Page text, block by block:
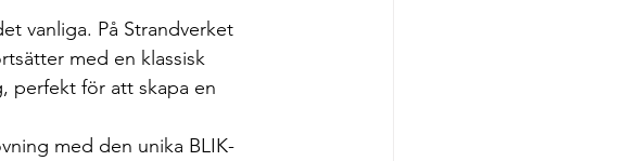
vanliga. På Strandverket
med en klassisk
perfekt för att skapa en
med den unika BLIK-